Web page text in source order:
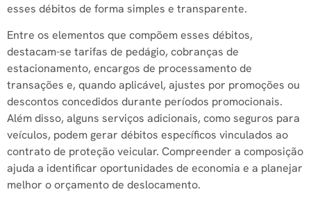
esses débitos de forma simples e transparente.
Entre os elementos que compõem esses débitos,
destacam-se tarifas de pedágio, cobranças de
estacionamento, encargos de processamento de
transações e, quando aplicável, ajustes por promoções ou
descontos concedidos durante períodos promocionais.
Além disso, alguns serviços adicionais, como seguros para
veículos, podem gerar débitos específicos vinculados ao
contrato de proteção veicular. Compreender a composição
ajuda a identificar oportunidades de economia e a planejar
melhor o orçamento de deslocamento.